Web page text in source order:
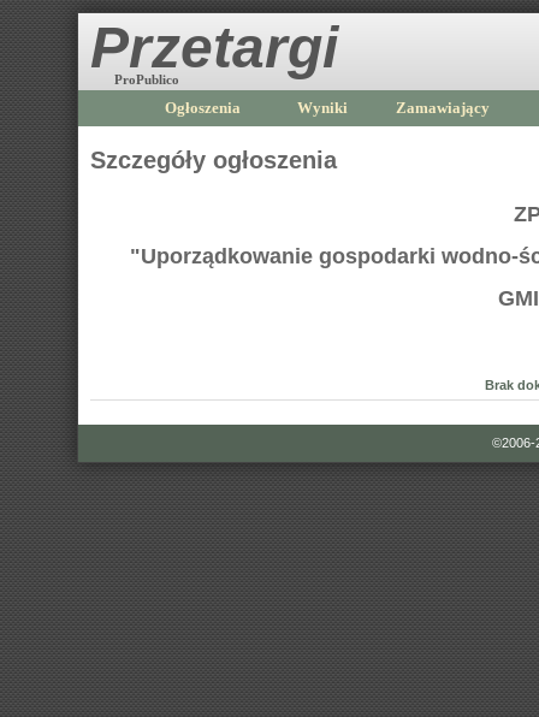
Przetargi
ProPublico
Ogłoszenia Wyniki Zamawiający
Szczegóły ogłoszenia
"Uporządkowanie gospodarki wodno-
Brak
©2006-